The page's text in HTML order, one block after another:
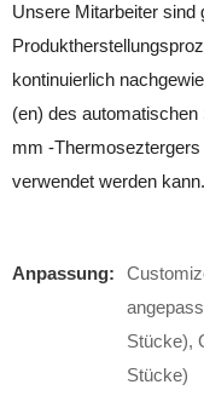
Unsere Mitarbeiter sind
kontinuierlich
(en) des
mm -
verwendet werden kann.
Anpassung:
Stücke),
Stücke)